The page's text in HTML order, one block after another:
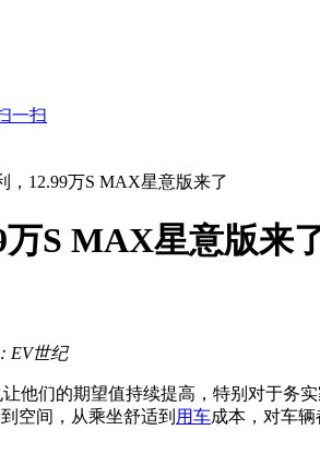
一扫
，12.99万S MAX星意版来了
S MAX星意版来
EV世纪
他们的期望值持续提高，特别对于务实
空间，从乘坐舒适到 用车成本，对车